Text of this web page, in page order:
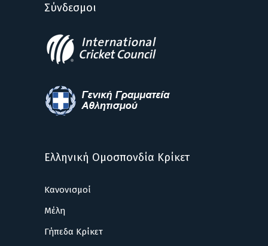
Σύνδεσμοι
Ελληνική Ομοσπονδία Κρίκετ
Κανονισμοί
Μέλη
Γήπεδα Κρίκετ